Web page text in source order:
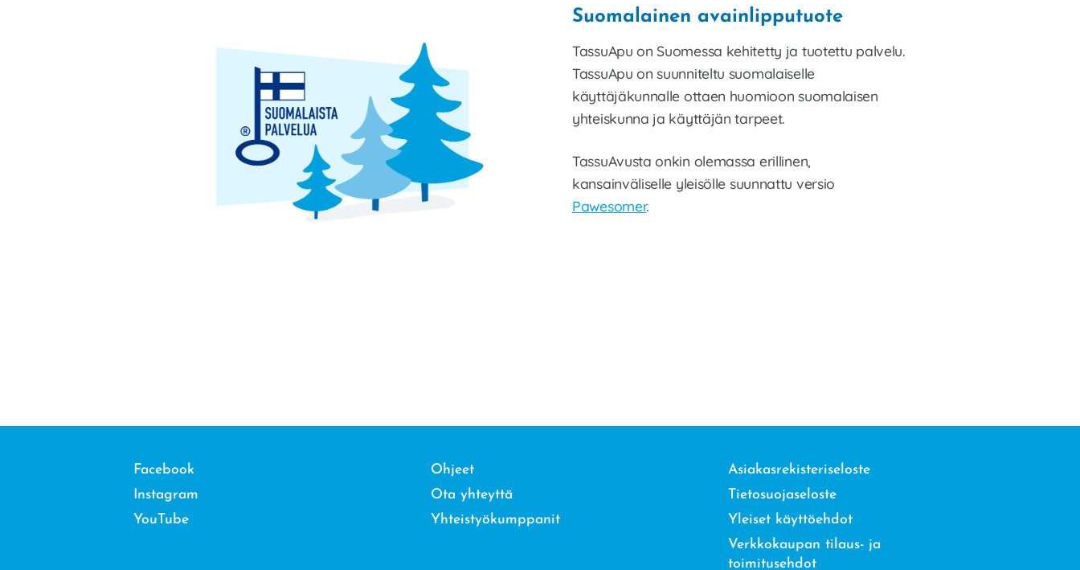
Suomalainen avainlipputuote
TassuApu on Suomessa kehitetty ja tuotettu palvelu.
TassuApu on suunniteltu suomalaiselle
käyttäjäkunnalle ottaen huomioon suomalaisen
yhteiskunna ja käyttäjän tarpeet.
TassuAvusta onkin olemassa erillinen,
kansainväliselle yleisölle suunnattu versio
Pawesomer.
Facebook
Instagram
YouTube
Ohjeet
Ota yhteyttä
Yhteistyökumppanit
Asiakasrekisteriseloste
Tietosuojaseloste
Yleiset käyttöehdot
Verkkokaupan tilaus- ja
toimitusehdot